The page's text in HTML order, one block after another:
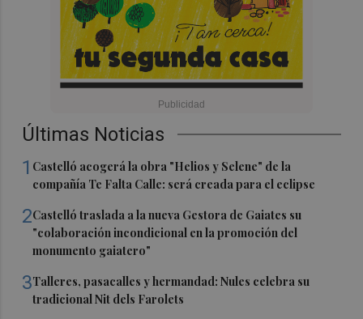
Últimas Noticias
1 Castelló acogerá la obra "Helios y Selene" de la
compañía Te Falta Calle: será creada para el eclipse
2Castelló traslada a la nueva Gestora de Gaiates su
"colaboración incondicional en la promoción del
monumento gaiatero"
3Talleres, pasacalles y hermandad: Nules celebra su
tradicional Nit dels Farolets